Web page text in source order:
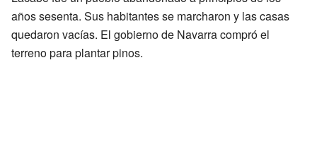
años sesenta. Sus habitantes se marcharon y las casas
quedaron vacías. El gobierno de Navarra compró el
terreno para plantar pinos.